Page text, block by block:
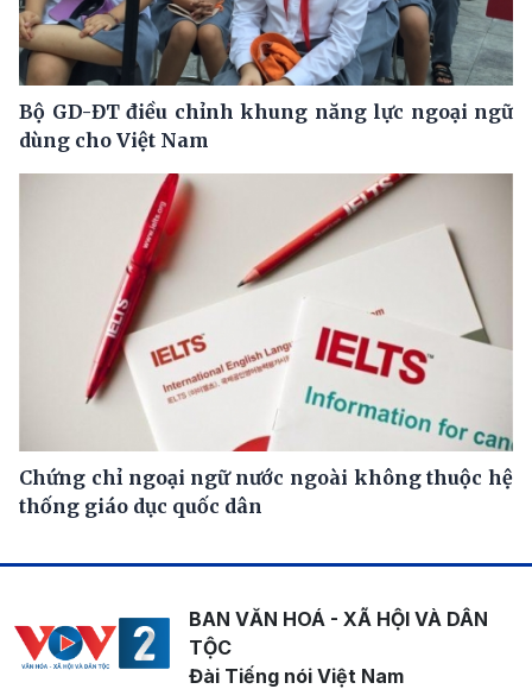
Bộ GD-ĐT điều chỉnh khung năng lực ngoại ngữ
dùng cho Việt Nam
Chứng chỉ ngoại ngữ nước ngoài không thuộc hệ
thống giáo dục quốc dân
BAN VĂN HOÁ - XÃ HỘI VÀ DÂN
TỘC
Đài Tiếng nói Việt Nam